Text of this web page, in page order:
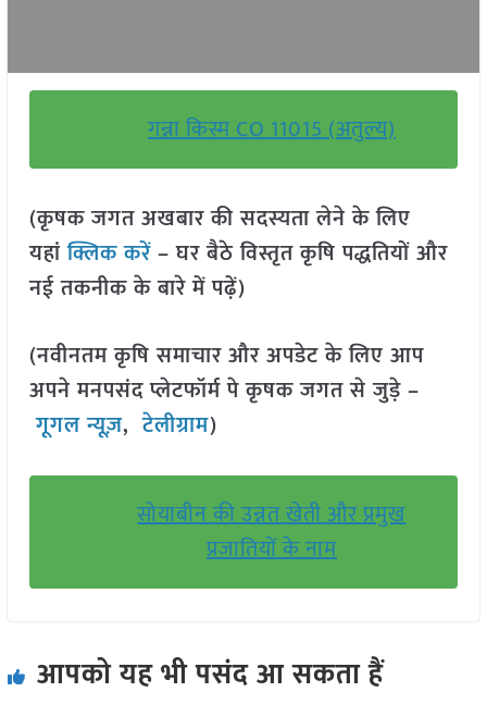
गन्ना किस्म CO 11015 (अतुल्य)
(कृषक जगत अखबार की सदस्यता लेने के लिए
यहांक्लिक करें– घर बैठे विस्तृत कृषि पद्धतियों और
नई तकनीक के बारे में पढ़ें)
(नवीनतम कृषि समाचार और अपडेट के लिए आप
अपने मनपसंद प्लेटफॉर्म पे कृषक जगत से जुड़े –
गूगल न्यूज़,टेलीग्राम)
सोयाबीन की उन्नत खेती और प्रमुख
प्रजातियों के नाम
आपको यह भी पसंद आ सकता हैं